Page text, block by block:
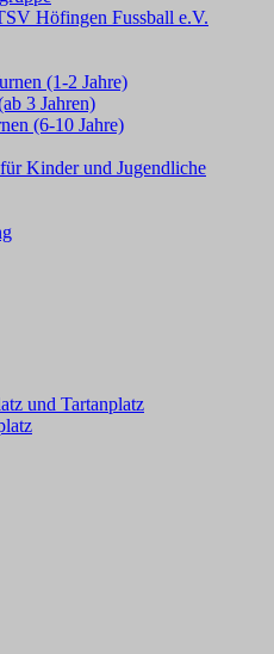
Höfingen Fussball e.V.
(1-2 Jahre)
3 Jahren)
(6-10 Jahre)
Kinder und Jugendliche
und Tartanplatz